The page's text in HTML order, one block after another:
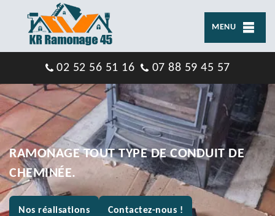
MENU
02 52 56 51 16 07 88 59 45 57
RAMONAGE TOUT TYPE DE CONDUIT DE
CHEMINÉE.
Nos réalisations Contactez-nous !